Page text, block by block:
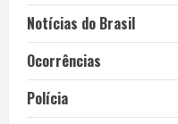
Notícias do Brasil
Ocorrências
Polícia